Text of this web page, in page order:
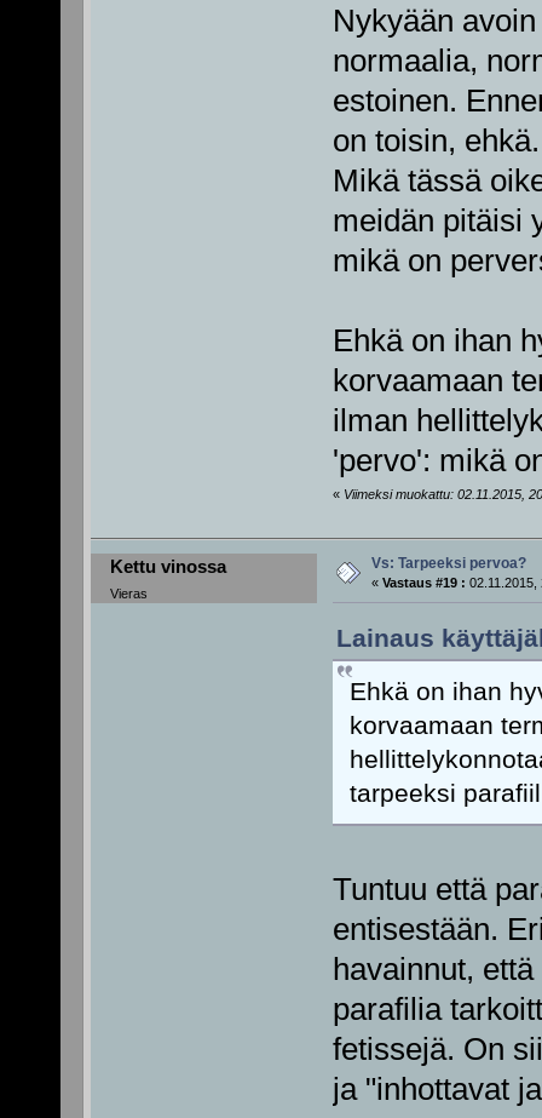
Nykyään
normaalia,
estoinen.
on toisin, ehkä.
Mikä tässä
meidän pitäisi
mikä on
Ehkä on ihan
korvaamaan
ilman
'pervo': mikä
« Viimeksi muokattu: 02.11.2015,
Kettu vinossa
Vieras
Vs: Tarpeeksi pervoa?
« Vastaus #19 : 02.11.2015,
Lainaus
Ehkä on ihan
korvaamaan
tarpeeksi
Tuntuu että
entisestään.
havainnut,
parafilia
fetissejä. On
ja "inhottavat